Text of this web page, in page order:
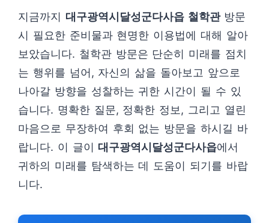
지금까지 대구광역시달성군다사읍 철학관방문
시 필요한 준비물과 현명한 이용법에 대해 알아
보았습니다. 철학관 방문은 단순히 미래를 점치
는 행위를 넘어, 자신의 삶을 돌아보고 앞으로
나아갈 방향을 성찰하는 귀한 시간이 될 수 있
습니다. 명확한 질문, 정확한 정보, 그리고 열린
마음으로 무장하여 후회 없는 방문을 하시길 바
랍니다. 이 글이 대구광역시달성군다사읍에서
귀하의 미래를 탐색하는 데 도움이 되기를 바랍
니다.